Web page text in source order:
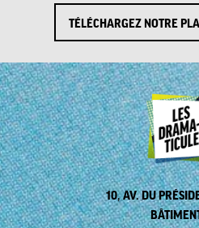
TÉLÉCHARGEZ NOTRE
10, AV. DU